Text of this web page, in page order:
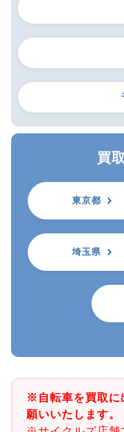
買
東京都
埼玉県
※自転車を買取に
願いいたします。